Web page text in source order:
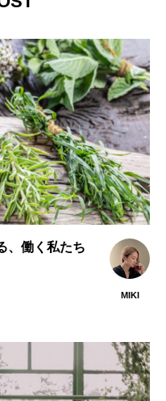
ジンジャー
ンディライオン
ハーブ
フェンネル
レモンバーム
免疫 抗酸化
、働く私たち
MIKI